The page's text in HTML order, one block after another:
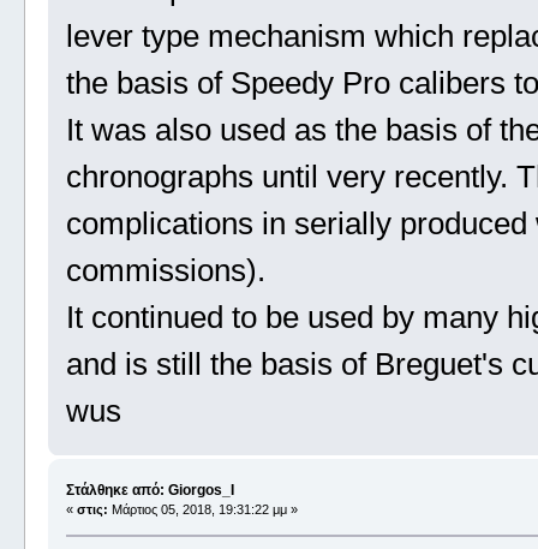
lever type mechanism which
the basis of Speedy Pro calibers
It was also used as the basis of
chronographs until very recently.
complications in serially
commissions).
It continued to be used by many
and is still the basis of Breguet's
wus
Στάλθηκε από: Giorgos_I
« στις: Μάρτιος 05, 2018, 19:31:22 μμ »